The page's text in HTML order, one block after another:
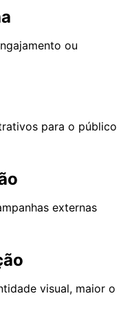
ou
para o público
externas
visual, maior o